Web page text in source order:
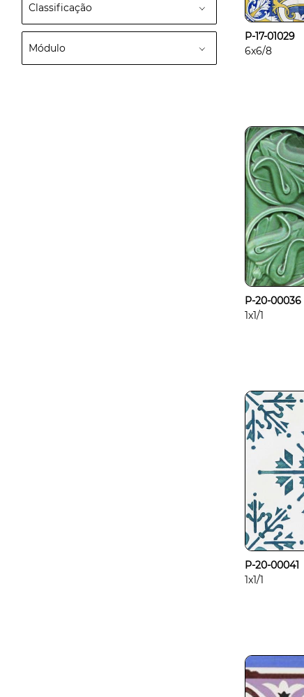
Classificação
Módulo
P-17-01029
6x6/8
P-20-00036
1x1/1
P-20-00041
1x1/1